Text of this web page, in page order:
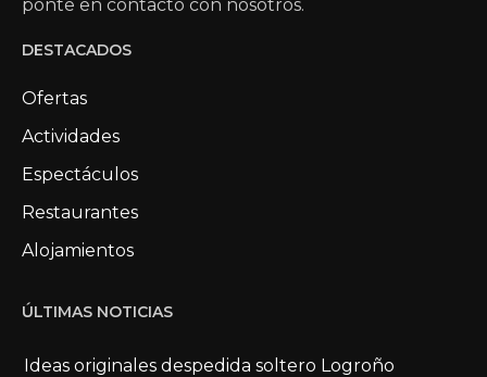
ponte en contacto con nosotros.
DESTACADOS
Ofertas
Actividades
Espectáculos
Restaurantes
Alojamientos
ÚLTIMAS NOTICIAS
Ideas originales despedida soltero Logroño